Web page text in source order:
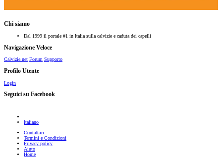
Chi siamo
Dal 1999 il portale #1 in Italia sulla calvizie e caduta dei capelli
Navigazione Veloce
Calvizie.net Forum Supporto
Profilo Utente
Login
Seguici su Facebook
Italiano
Contattaci
Termini e Condizioni
Privacy policy
Aiuto
Home